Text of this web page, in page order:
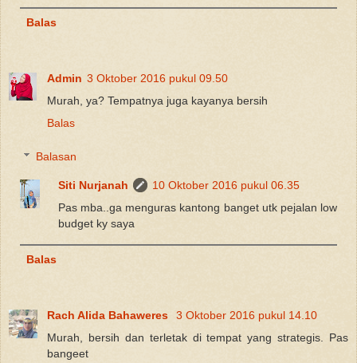
Balas
Admin 3 Oktober 2016 pukul 09.50
Murah, ya? Tempatnya juga kayanya bersih
Balas
Balasan
Siti Nurjanah
10 Oktober 2016 pukul 06.35
Pas mba..ga menguras kantong banget utk pejalan low
budget ky saya
Balas
Rach Alida Bahaweres
3 Oktober 2016 pukul 14.10
Murah, bersih dan terletak di tempat yang strategis. Pas
bangeet